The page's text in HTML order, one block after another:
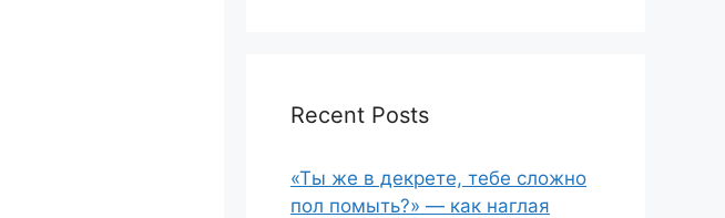
Recent Posts
«Ты же в декрете, тебе сложно
пол помыть?» — как наглая